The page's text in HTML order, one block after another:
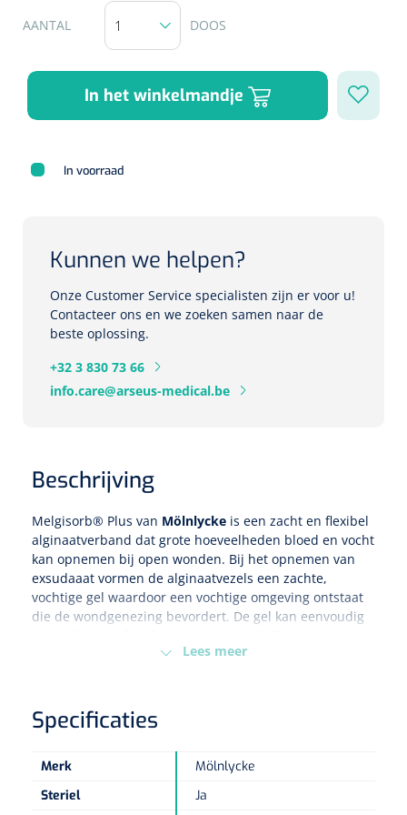
Herbruikbare curetten
Biopsie punch
Massagetherapie
Ouderen Comfortzorg
Verpleegdekens
Warmtetherapie
Positioneringsmateriaal
Aangepaste kledij
Diversen
Verzwaringsdekens
Bestek
Eetplateau's
Onderleggers
Slabben
Drinkhulpmiddelen
Bekers
Holters
ECG's
Vasculaire dopplers
Foetale en Vasculaire dopplers
Lichtdiagnostiek
Colposcopen
Laser chirurgie
Surgical suction
Nopa 1207664
AANTAL DOOS
In het winkelmandje
In voorraad
Kunnen we helpen?
Onze Customer Service specialisten zijn er voor u!
Contacteer ons en we zoeken samen naar de
beste oplossing.
+32 3 830 73 66
info.care@arseus-medical.be
Beschrijving
Lees meer
Melgisorb® Plus van Mölnlycke is een zacht en flexibel
alginaatverband dat grote hoeveelheden bloed en vocht
kan opnemen bij open wonden. Bij het opnemen van
exsudaaat vormen de alginaatvezels een zachte,
vochtige gel waardoor een vochtige omgeving ontstaat
die de wondgenezing bevordert. De gel kan eenvoudig
sensitiserend verband dat bedoeld is voor een
verscheidenheid aan geïnfecteerde of niet-
absorptievermogen en houdt vloeistoffen vast om
of de huid errond.
Specificaties
Merk
Mölnlycke
Steriel
Ja